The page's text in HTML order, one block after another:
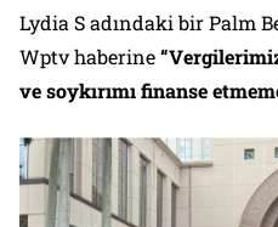
Lydia S adındaki bir Palm
Wptv haberine
ve soykırımı finanse